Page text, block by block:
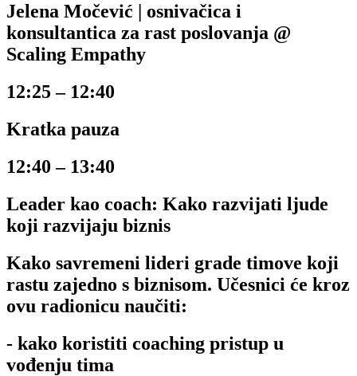
Jelena Močević | osnivačica i
konsultantica za rast poslovanja @
Scaling Empathy
12:25 – 12:40
Kratka pauza
12:40 – 13:40
Leader kao coach: Kako razvijati ljude
koji razvijaju biznis
Kako savremeni lideri grade timove koji
rastu zajedno s biznisom. Učesnici će kroz
ovu radionicu naučiti:
- kako koristiti coaching pristup u
vođenju tima